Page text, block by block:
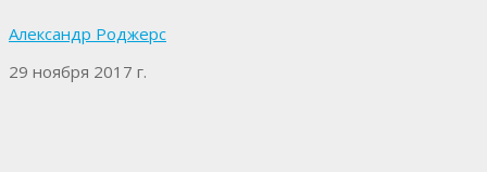
Александр Роджерс
29 ноября 2017 г.